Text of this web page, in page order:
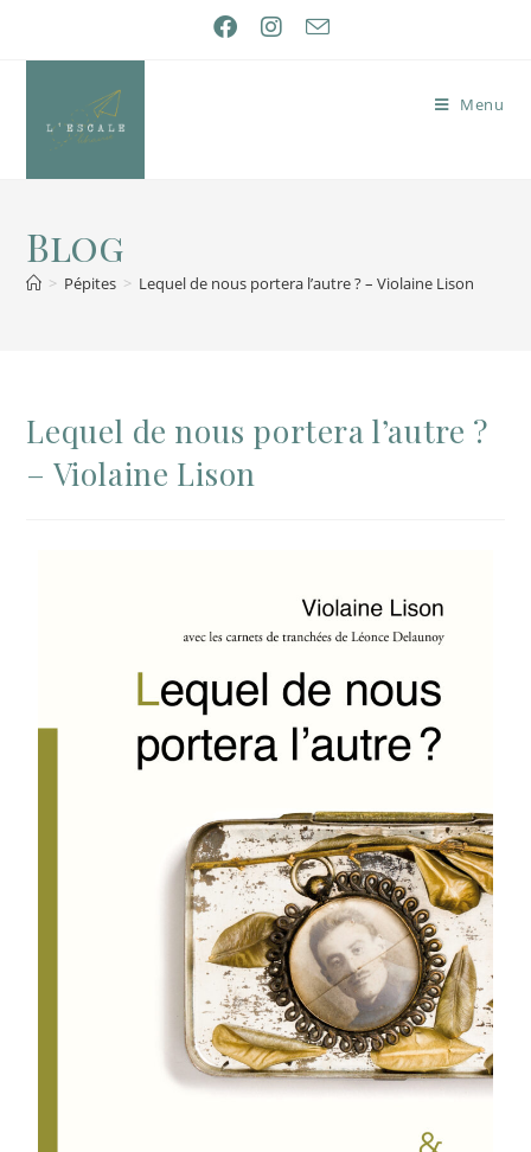
Menu
Blog
> Pépites > Lequel de nous portera l’autre ? – Violaine Lison
Lequel de nous portera l’autre ?
– Violaine Lison